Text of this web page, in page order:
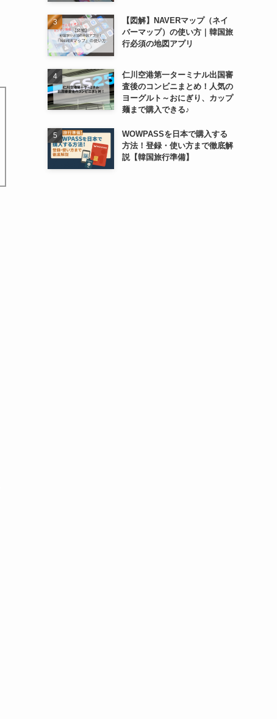
【図解】NAVERマップ（ネイ
バーマップ）の使い方｜韓国旅
行必須の地図アプリ
仁川空港第一ターミナル出国審
査後のコンビニまとめ！人気の
ヨーグルト～おにぎり、カップ
麺まで購入できる♪
WOWPASSを日本で購入する
方法！登録・使い方まで徹底解
説【韓国旅行準備】